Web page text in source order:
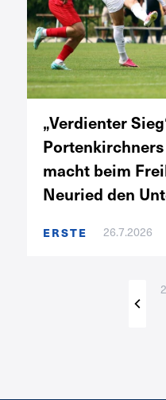
„Verdienter
macht beim
Neuried den
ERSTE 26.7.2026